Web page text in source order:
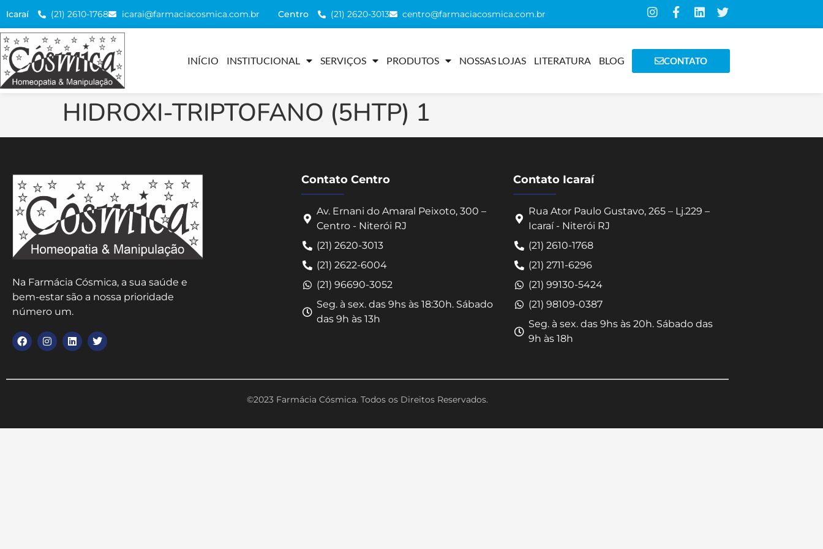
Icaraí (21) 2610-1768 icarai@farmaciacosmica.com.br Centro (21) 2620-3013 centro@farmaciacosmica.com.br
INÍCIO INSTITUCIONAL SERVIÇOS PRODUTOS NOSSAS LOJAS LITERATURA BLOG CONTATO
HIDROXI-TRIPTOFANO (5HTP) 1
Na Farmácia Cósmica, a sua saúde e
bem-estar são a nossa prioridade
número um.
Contato Centro
Av. Ernani do Amaral Peixoto, 300 –
Centro - Niterói RJ
(21) 2620-3013
(21) 2622-6004
(21) 96690-3052
Seg. à sex. das 9hs às 18:30h. Sábado
das 9h às 13h
Contato Icaraí
Rua Ator Paulo Gustavo, 265 – Lj.229 –
Icaraí - Niterói RJ
(21) 2610-1768
(21) 2711-6296
(21) 99130-5424
(21) 98109-0387
Seg. à sex. das 9hs às 20h. Sábado das
9h às 18h
©2023 Farmácia Cósmica. Todos os Direitos Reservados.